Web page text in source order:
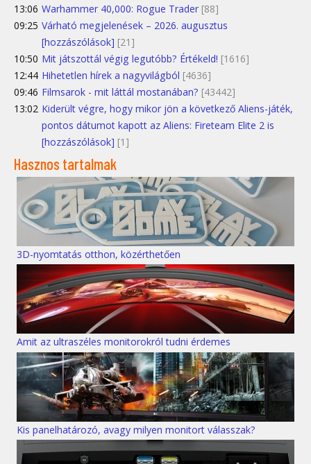
13:06 Warhammer 40,000: Rogue Trader [88]
09:25 Várható megjelenések – 2026. augusztus
[hozzászólások] [21]
10:50 Mit játszottál végig legutóbb? Értékeld! [1616]
12:44 Hihetetlen hírek a nagyvilágból [4636]
09:46 Filmsarok - mit láttál mostanában? [43442]
13:02 Kiderült végre, hogy mikor jön a következő Aliens-játék,
pontos dátumot kapott az Aliens: Fireteam Elite 2 is
[hozzászólások] [1]
Hasznos tartalmak
3D-nyomtatás otthon, közérthetően
Amit az ultraszéles monitorokról tudni érdemes
Kis panelhatározó, avagy milyen monitort válasszak?